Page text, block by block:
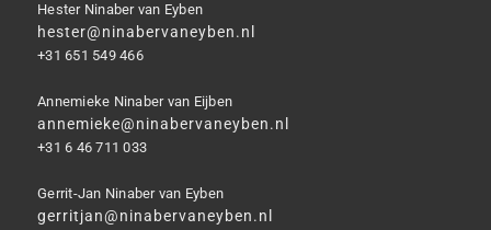
Hester Ninaber van Eyben
hester@ninabervaneyben.nl
+31 651 549 466
Annemieke Ninaber van Eijben
annemieke@ninabervaneyben.nl
+31 6 46 711 033
Gerrit-Jan Ninaber van Eyben
gerritjan@ninabervaneyben.nl